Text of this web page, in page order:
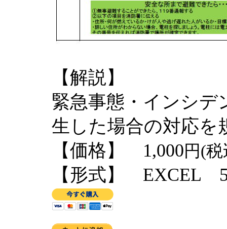
【解説】
緊急事態・インシデ
生した場合の対応を
【価格】 1,000円(
【形式】 EXCEL